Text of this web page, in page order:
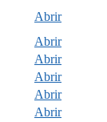
Abrir
Abrir
Abrir
Abrir
Abrir
Abrir